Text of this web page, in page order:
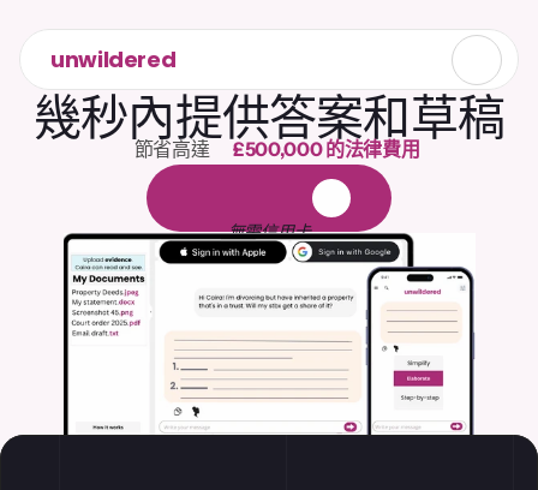
unwildered
幾秒內提供答案和草稿
1,000 小時的閱讀
節省高達 £500,000 的法律費用
無需信用卡